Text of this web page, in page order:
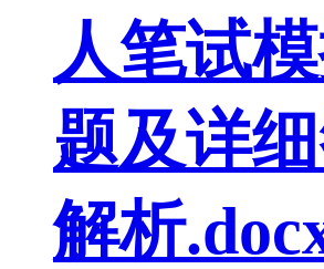
人笔试
题及详
解析